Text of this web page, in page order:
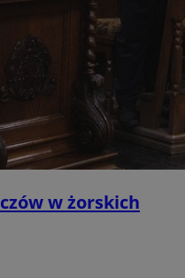
w żorskich